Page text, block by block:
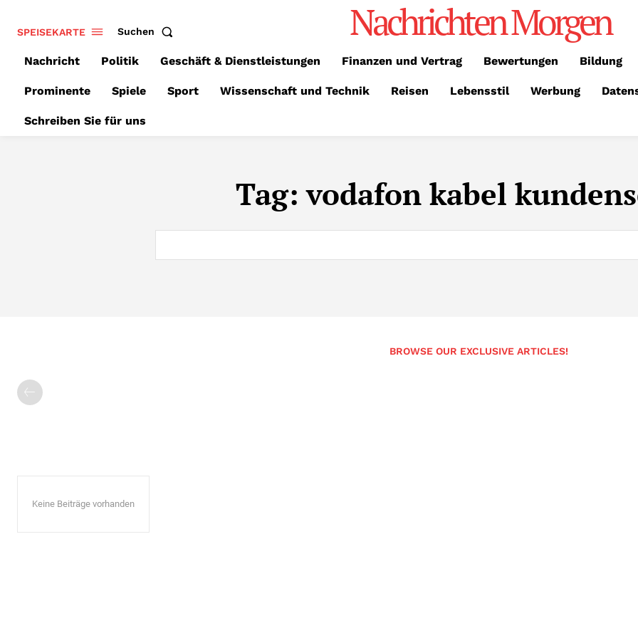
SPEISEKARTE Suchen Nachrichten Morgen
Nachricht Politik Geschäft & Dienstleistungen Finanzen und Vertrag Bewertungen Bildung
Prominente Spiele Sport Wissenschaft und Technik Reisen Lebensstil Werbung
Schreiben Sie für uns
Tag:vodafon kabel
BROWSE OUR EXCLUSIVE ARTICLES!
Keine Beiträge vorhanden